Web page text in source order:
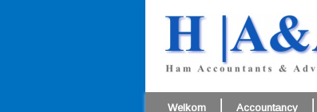
Welkom Accountancy